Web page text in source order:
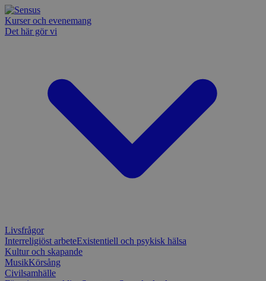
Kurser och evenemang
Det här gör vi
Livsfrågor
Interreligiöst arbeteExistentiell och psykisk hälsa
Kultur och skapande
MusikKörsång
Civilsamhälle